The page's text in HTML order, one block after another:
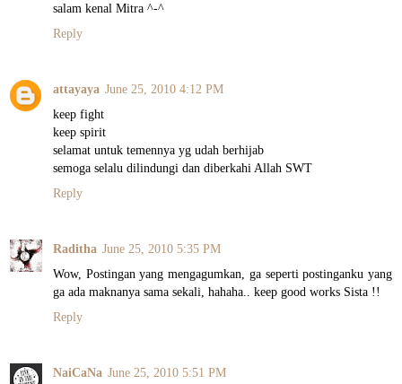
salam kenal Mitra ^-^
Reply
attayaya June 25, 2010 4:12 PM
keep fight
keep spirit
selamat untuk temennya yg udah berhijab
semoga selalu dilindungi dan diberkahi Allah SWT
Reply
Raditha June 25, 2010 5:35 PM
Wow, Postingan yang mengagumkan, ga seperti postinganku yang
ga ada maknanya sama sekali, hahaha.. keep good works Sista !!
Reply
NaiCaNa June 25, 2010 5:51 PM